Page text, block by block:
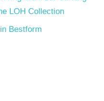
LOH Collection
Bestform